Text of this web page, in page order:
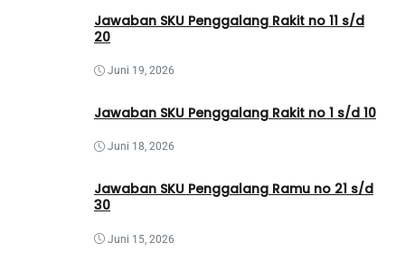
Jawaban SKU Penggalang Rakit no 11 s/d
20
Juni 19, 2026
Jawaban SKU Penggalang Rakit no 1 s/d 10
Juni 18, 2026
Jawaban SKU Penggalang Ramu no 21 s/d
30
Juni 15, 2026